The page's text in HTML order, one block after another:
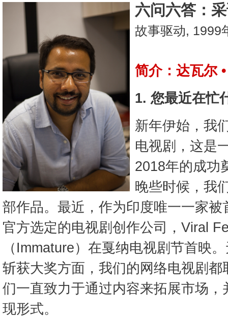
六问六答：
故事驱动, 1999
简介：达瓦尔
1. 您最近在忙
新年伊始，我
电视剧，这是
2018年的成功
晚些时候，我
部作品。最近，作为印度唯一一家
官方选定的电视剧创作公司，Viral
（Immature）在戛纳电视剧节首映
斩获大奖方面，我们的网络电视剧
们一直致力于通过内容来拓展市场
现形式。